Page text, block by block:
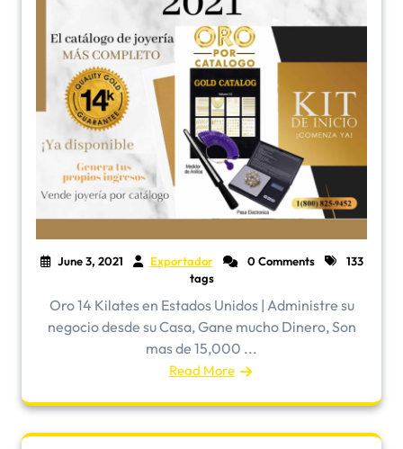
June 3, 2021 Exportador 0 Comments
133
tags
Oro 14 Kilates en Estados Unidos | Administre su
negocio desde su Casa, Gane mucho Dinero, Son
mas de 15,000 ...
Read More